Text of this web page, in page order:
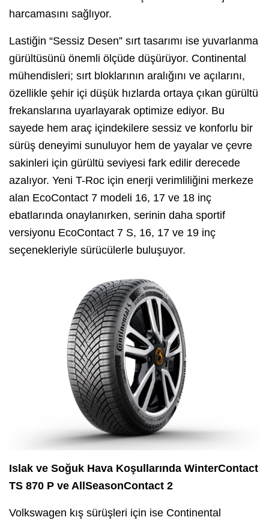
harcamasını sağlıyor.
Lastiğin “Sessiz Desen” sırt tasarımı ise yuvarlanma
gürültüsünü önemli ölçüde düşürüyor. Continental
mühendisleri; sırt bloklarının aralığını ve açılarını,
özellikle şehir içi düşük hızlarda ortaya çıkan gürültü
frekanslarına uyarlayarak optimize ediyor. Bu
sayede hem araç içindekilere sessiz ve konforlu bir
sürüş deneyimi sunuluyor hem de yayalar ve çevre
sakinleri için gürültü seviyesi fark edilir derecede
azalıyor. Yeni T-Roc için enerji verimliliğini merkeze
alan EcoContact 7 modeli 16, 17 ve 18 inç
ebatlarında onaylanırken, serinin daha sportif
versiyonu EcoContact 7 S, 16, 17 ve 19 inç
seçenekleriyle sürücülerle buluşuyor.
Islak ve Soğuk Hava Koşullarında WinterContact
TS 870 P ve AllSeasonContact 2
Volkswagen kış sürüşleri için ise Continental